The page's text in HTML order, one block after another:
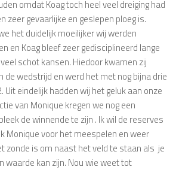
omdat Koag toch heel veel dreiging had
zeer gevaarlijke en geslepen ploeg is.
het duidelijk moeilijker wij werden
en Koag bleef zeer gedisciplineerd lange
schot kansen. Hiedoor kwamen zij
de wedstrijd en werd het met nog bijna drie
eindelijk hadden wij het geluk aan onze
van Monique kregen we nog een
de winnende te zijn . Ik wil de reserves
Monique voor het meespelen en weer
zonde is om naast het veld te staan als je
waarde kan zijn. Nou wie weet tot